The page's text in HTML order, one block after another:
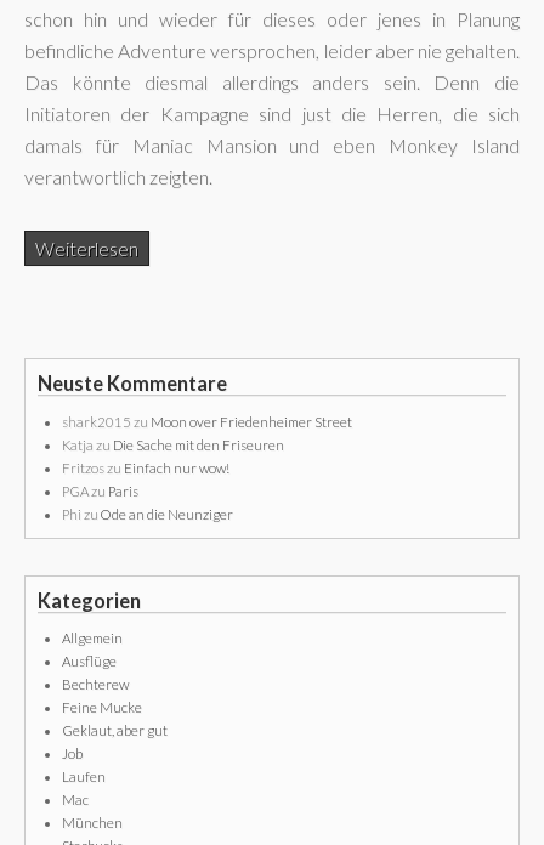
schon hin und wieder für dieses oder jenes in Planung
befindliche Adventure versprochen, leider aber nie gehalten.
Das könnte diesmal allerdings anders sein. Denn die
Initiatoren der Kampagne sind just die Herren, die sich
damals für Maniac Mansion und eben Monkey Island
verantwortlich zeigten.
Weiterlesen
Neuste Kommentare
shark2015 zu Moon over Friedenheimer Street
Katja zu Die Sache mit den Friseuren
Fritzoszu Einfach nur wow!
PGAzu Paris
Phi zu Ode an die Neunziger
Kategorien
Allgemein
Ausflüge
Bechterew
Feine Mucke
Geklaut, aber gut
Job
Laufen
Mac
München